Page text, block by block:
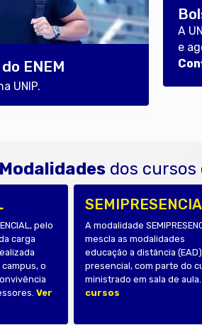
ENEM
UNIP.
A
e
Modalidadesdos cursos
, pelo
carga
o
Ver
A modalidade
mescla as modalidades
educação a distância
presencial, com parte do
ministrado em sala de
cursos